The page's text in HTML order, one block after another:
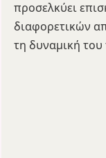
προσελκύει
διαφορετικών
τη δυναμική